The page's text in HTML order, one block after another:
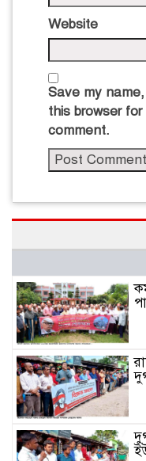
Website
Save my
this browser
comment.